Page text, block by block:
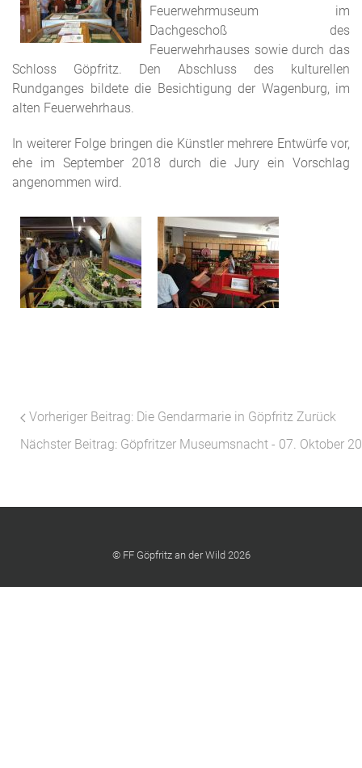
Feuerwehrmuseum im
Dachgeschoß des
Feuerwehrhauses sowie durch das
Schloss Göpfritz. Den Abschluss des kulturellen
Rundganges bildete die Besichtigung der Wagenburg, im
alten Feuerwehrhaus.
In weiterer Folge bringen die Künstler mehrere Entwürfe vor,
ehe im September 2018 durch die Jury ein Vorschlag
angenommen wird.
Vorheriger Beitrag: Die Gendarmarie in Göpfritz Zurück
Nächster Beitrag: Göpfritzer Museumsnacht - 07. Oktober
© FF Göpfritz an der Wild 2026